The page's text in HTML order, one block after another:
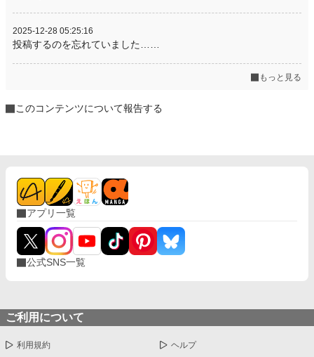
2025-12-28 05:25:16
投稿するのを忘れていました……
もっと見る
このコンテンツについて報告する
アプリ一覧
公式SNS一覧
ご利用について
利用規約 ヘルプ